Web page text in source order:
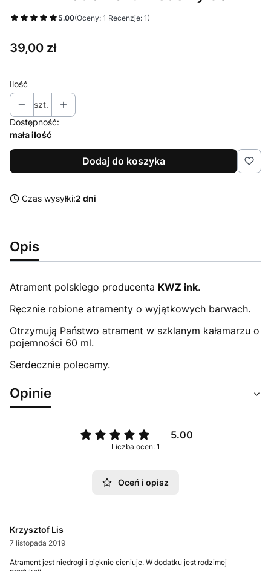
5.00(Oceny: 1 Recenzje: 1)
Cena
39,00 zł
Ilość
szt.
Dostępność:
mała ilość
Dodaj do koszyka
Czas wysyłki:2 dni
Opis
Atrament polskiego producenta KWZ ink.
Ręcznie robione atramenty o wyjątkowych barwach.
Otrzymują Państwo atrament w szklanym kałamarzu o
pojemności 60 ml.
Serdecznie polecamy.
Opinie
5.00
Liczba ocen: 1
Oceń i opisz
Krzysztof Lis
7 listopada 2019
Atrament jest niedrogi i pięknie cieniuje. W dodatku jest rodzimej